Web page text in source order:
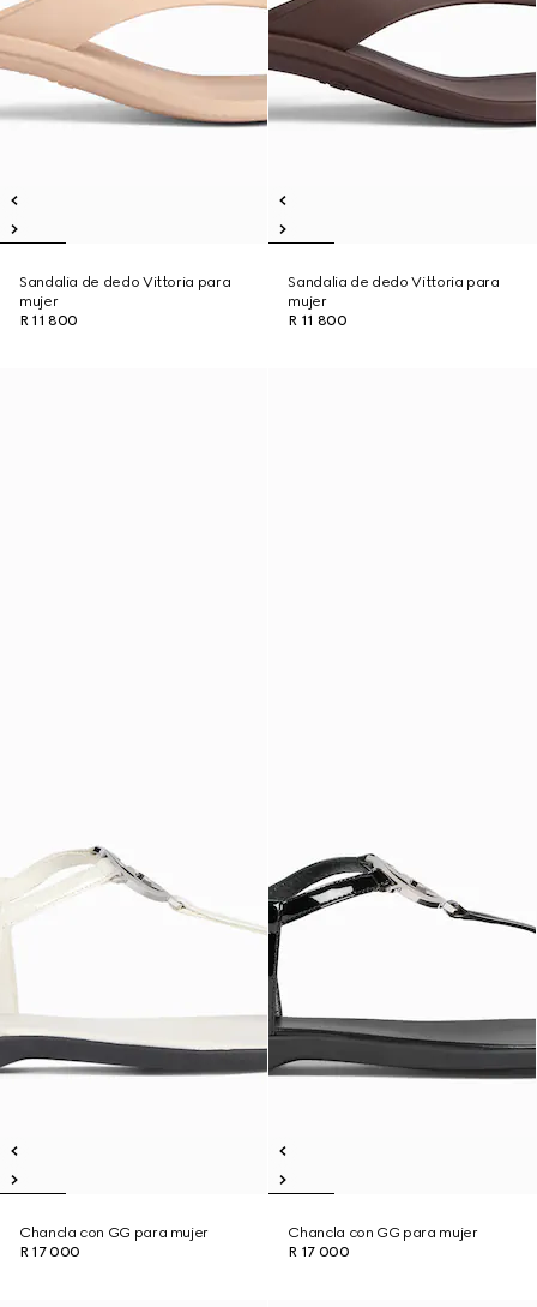
Sandalia de dedo Vittoria para
mujer
R 11 800
Sandalia de dedo Vittoria para
mujer
R 11 800
Chancla con GG para mujer
R 17 000
Chancla con GG para mujer
R 17 000